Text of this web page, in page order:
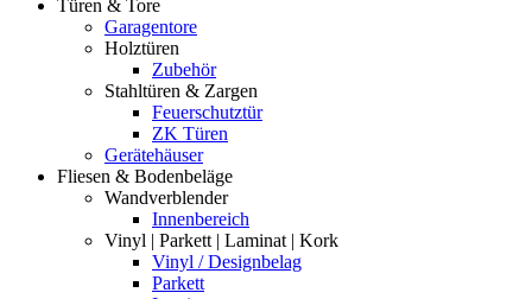
Türen & Tore
Garagentore
Holztüren
Zubehör
Stahltüren & Zargen
Feuerschutztür
ZK Türen
Gerätehäuser
Fliesen & Bodenbeläge
Wandverblender
Innenbereich
Vinyl | Parkett | Laminat | Kork
Vinyl / Designbelag
Parkett